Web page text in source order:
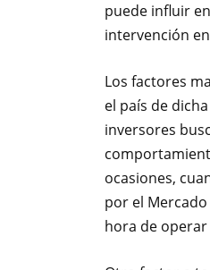
puede influir
intervención
Los factores
el país de
inversores
ocasiones,
por el
hora de